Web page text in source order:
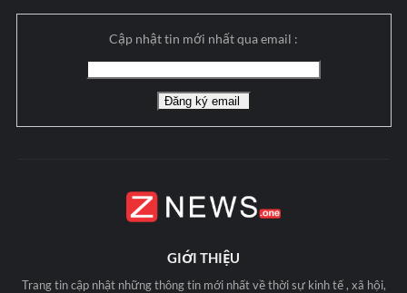
Cập nhật tin mới nhất qua email :
GIỚI THIỆU
Trang tin cập nhật những thông tin mới nhất về thời sự kinh tế , xã hội,